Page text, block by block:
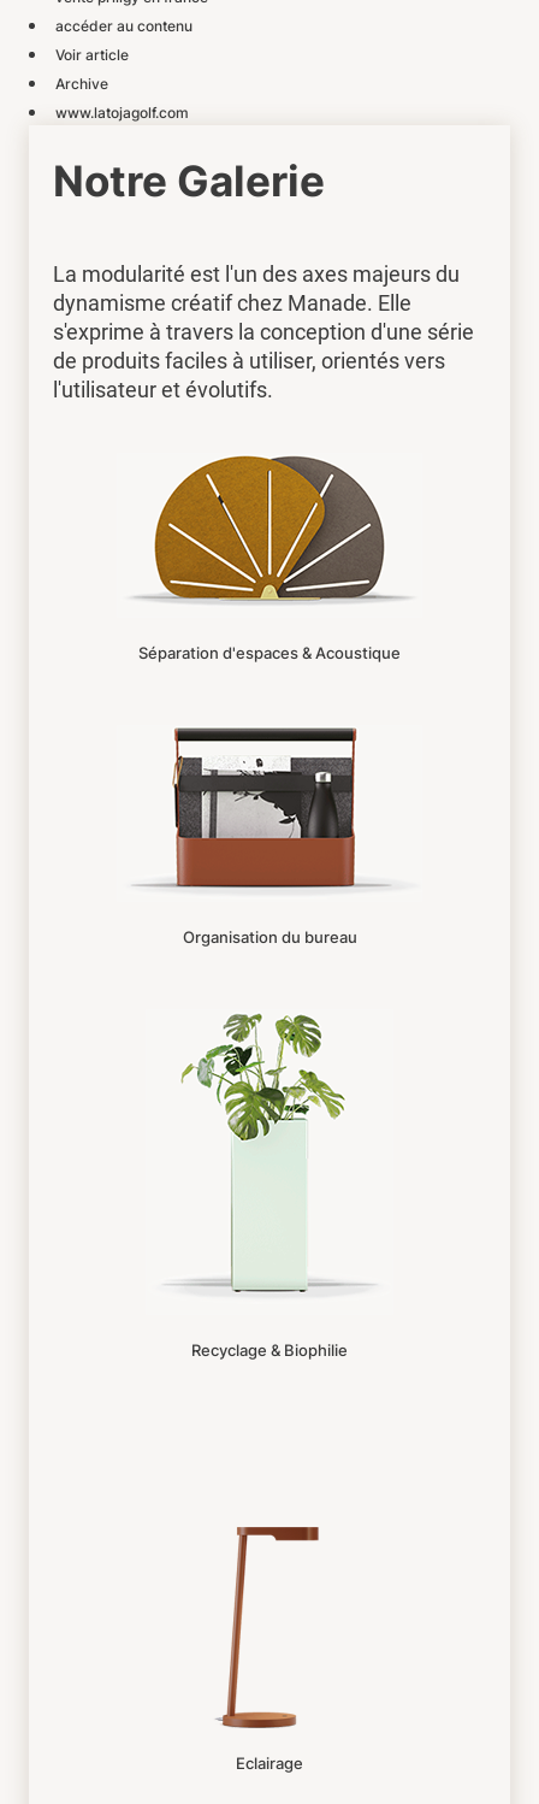
accéder au contenu
Voir article
Archive
www.latojagolf.com
Notre Galerie
La modularité est l'un des axes majeurs du
dynamisme créatif chez Manade. Elle
s'exprime à travers la conception d'une série
de produits faciles à utiliser, orientés vers
l'utilisateur et évolutifs.
Séparation d'espaces & Acoustique
Organisation du bureau
Recyclage & Biophilie
Eclairage